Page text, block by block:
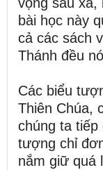
bài học này
cả các sách
Thánh đều
Các biểu
Thiên Chúa,
chúng ta
tượng chỉ
nắm giữ quá